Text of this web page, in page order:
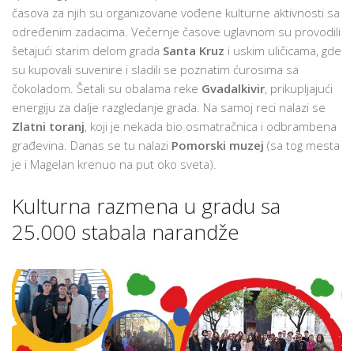
časova za njih su organizovane vođene kulturne aktivnosti sa
određenim zadacima. Večernje časove uglavnom su provodili
šetajući starim delom grada Santa Kruz i uskim uličicama, gde
su kupovali suvenire i sladili se poznatim ćurosima sa
čokoladom. Šetali su obalama reke Gvadalkivir, prikupljajući
energiju za dalje razgledanje grada. Na samoj reci nalazi se
Zlatni toranj, koji je nekada bio osmatračnica i odbrambena
građevina. Danas se tu nalazi Pomorski muzej (sa tog mesta
je i Magelan krenuo na put oko sveta).
Kulturna razmena u gradu sa
25.000 stabala narandže